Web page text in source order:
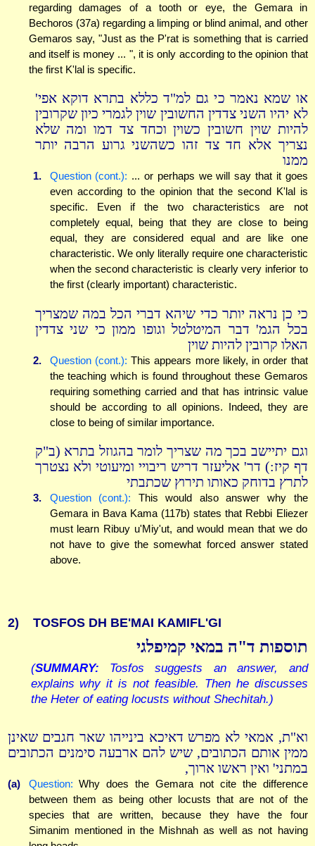
regarding damages of a tooth or eye, the Gemara in
Bechoros (37a) regarding a limping or blind animal, and other
Gemaros say, "Just as the P'rat is something that is carried
and itself is money ... ", it is only according to the opinion that
the first K'lal is specific.
או שמא נאמר כי גם למ"ד כללא בתרא דוקא אפי'
לא יהיו השני צדדין החשובין שוין לגמרי כיון שקרובין
להיות שוין חשובין כשוין וכחד צד דמו ומה שלא
נצריך אלא חד צד זהו כשהשני גרוע הרבה יותר
ממנו
1. Question (cont.): ... or perhaps we will say that it goes
even according to the opinion that the second K'lal is
specific. Even if the two characteristics are not
completely equal, being that they are close to being
equal, they are considered equal and are like one
characteristic. We only literally require one characteristic
when the second characteristic is clearly very inferior to
the first (clearly important) characteristic.
כי כן נראה יותר כדי שיהא דברי הכל במה שמצריך
בכל הגמ' דבר המיטלטל וגופו ממון כי שני צדדין
האלו קרובין להיות שוין
2. Question (cont.): This appears more likely, in order that
the teaching which is found throughout these Gemaros
requiring something carried and that has intrinsic value
should be according to all opinions. Indeed, they are
close to being of similar importance.
וגם יתיישב בכך מה שצריך לומר בהגוזל בתרא (ב"ק
דף קיז:) דר' אליעזר דריש ריבויי ומיעוטי ולא נצטרך
לתרץ בדוחק כאותו תירוץ שכתבתי
3. Question (cont.): This would also answer why the
Gemara in Bava Kama (117b) states that Rebbi Eliezer
must learn Ribuy u'Miy'ut, and would mean that we do
not have to give the somewhat forced answer stated
above.
2) TOSFOS DH BE'MAI KAMIFL'GI
תוספות ד"ה במאי קמיפלגי
(SUMMARY: Tosfos suggests an answer, and
explains why it is not feasible. Then he discusses
the Heter of eating locusts without Shechitah.)
וא"ת, אמאי לא מפרש דאיכא בינייהו שאר חגבים שאינן
ממין אותם הכתובים, שיש להם ארבעה סימנים הכתובים
במתני' ואין ראשו ארוך,
(a) Question: Why does the Gemara not cite the difference
between them as being other locusts that are not of the
species that are written, because they have the four
Simanim mentioned in the Mishnah as well as not having